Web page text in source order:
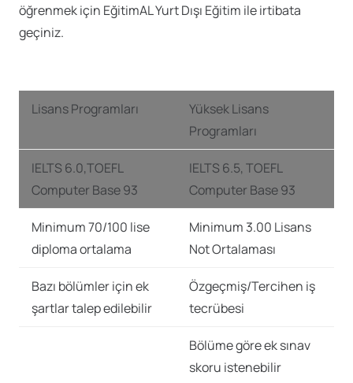
öğrenmek için EğitimAL Yurt Dışı Eğitim ile irtibata
geçiniz.
Lisans Programları
Yüksek Lisans
Programları
IELTS 6.0,TOEFL
Computer Base 93
IELTS 6.5, TOEFL
Computer Base 93
Minimum 70/100 lise
diploma ortalama
Minimum 3.00 Lisans
Not Ortalaması
Bazı bölümler için ek
şartlar talep edilebilir
Özgeçmiş/Tercihen iş
tecrübesi
Bölüme göre ek sınav
skoru istenebilir